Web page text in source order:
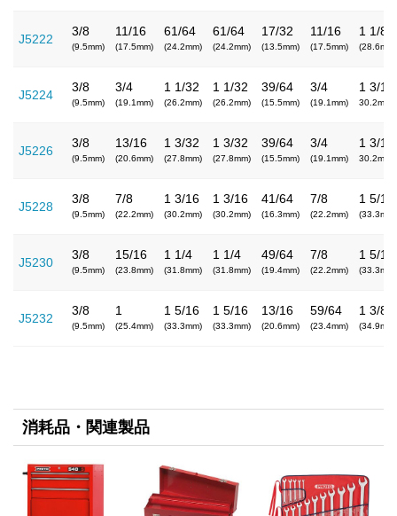
J5222
3/8
(9.5mm)
11/16
(17.5mm)
61/64
(24.2mm)
61/64
(24.2mm)
17/32
(13.5mm)
11/16
(17.5mm)
1 1/8
(28.6mm)
J5224
3/8
(9.5mm)
3/4
(19.1mm)
1 1/32
(26.2mm)
1 1/32
(26.2mm)
39/64
(15.5mm)
3/4
(19.1mm)
1 3/16
30.2mm
J5226
3/8
(9.5mm)
13/16
(20.6mm)
1 3/32
(27.8mm)
1 3/32
(27.8mm)
39/64
(15.5mm)
3/4
(19.1mm)
1 3/16
30.2mm
J5228
3/8
(9.5mm)
7/8
(22.2mm)
1 3/16
(30.2mm)
1 3/16
(30.2mm)
41/64
(16.3mm)
7/8
(22.2mm)
1 5/16
(33.3mm)
J5230
3/8
(9.5mm)
15/16
(23.8mm)
1 1/4
(31.8mm)
1 1/4
(31.8mm)
49/64
(19.4mm)
7/8
(22.2mm)
1 5/16
(33.3mm)
J5232
3/8
(9.5mm)
1
(25.4mm)
1 5/16
(33.3mm)
1 5/16
(33.3mm)
13/16
(20.6mm)
59/64
(23.4mm)
1 3/8
(34.9mm)
消耗品・関連製品